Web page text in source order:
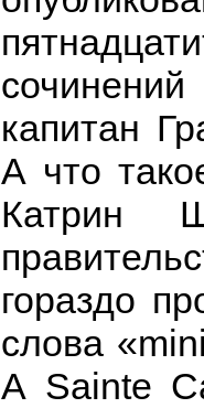
капитан
А что
Катрин
гораздо
слова
А Sainte